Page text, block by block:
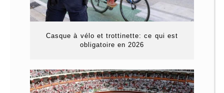
Casque à vélo et trottinette: ce qui est
obligatoire en 2026